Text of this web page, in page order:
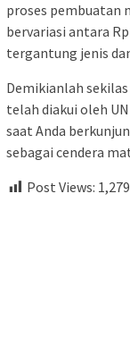
proses pembuatan
bervariasi antara
tergantung jenis
Demikianlah
telah diakui oleh
saat Anda
sebagai cendera
Post Views: 1,279